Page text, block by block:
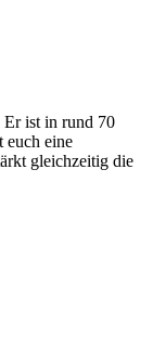
Er ist in rund 70
euch eine
gleichzeitig die